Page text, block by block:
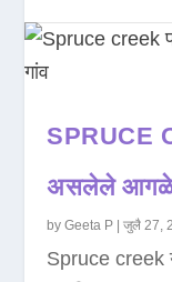
SPRUCE
असलेले आगळे
byGeeta P |जुलै 27,
Spruce creek